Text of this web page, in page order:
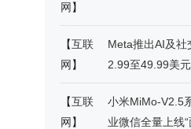
网 】
【互联
网 】
Meta推出AI及社
2.99至49.99美
【互联
网 】
小米MiMo-V2.5
业微信全量上线